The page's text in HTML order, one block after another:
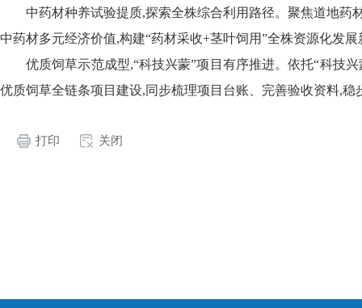
中药材种养试验提质,探索全株综合利用路径。聚焦道地
中药材多元经济价值,构建“药材采收+茎叶饲用”全株资源化发
优质饲草示范成型,“科技兴蒙”项目有序推进。依托“科技
优质饲草全链条项目建设,同步梳理项目台账、完善验收资料,
打印 关闭